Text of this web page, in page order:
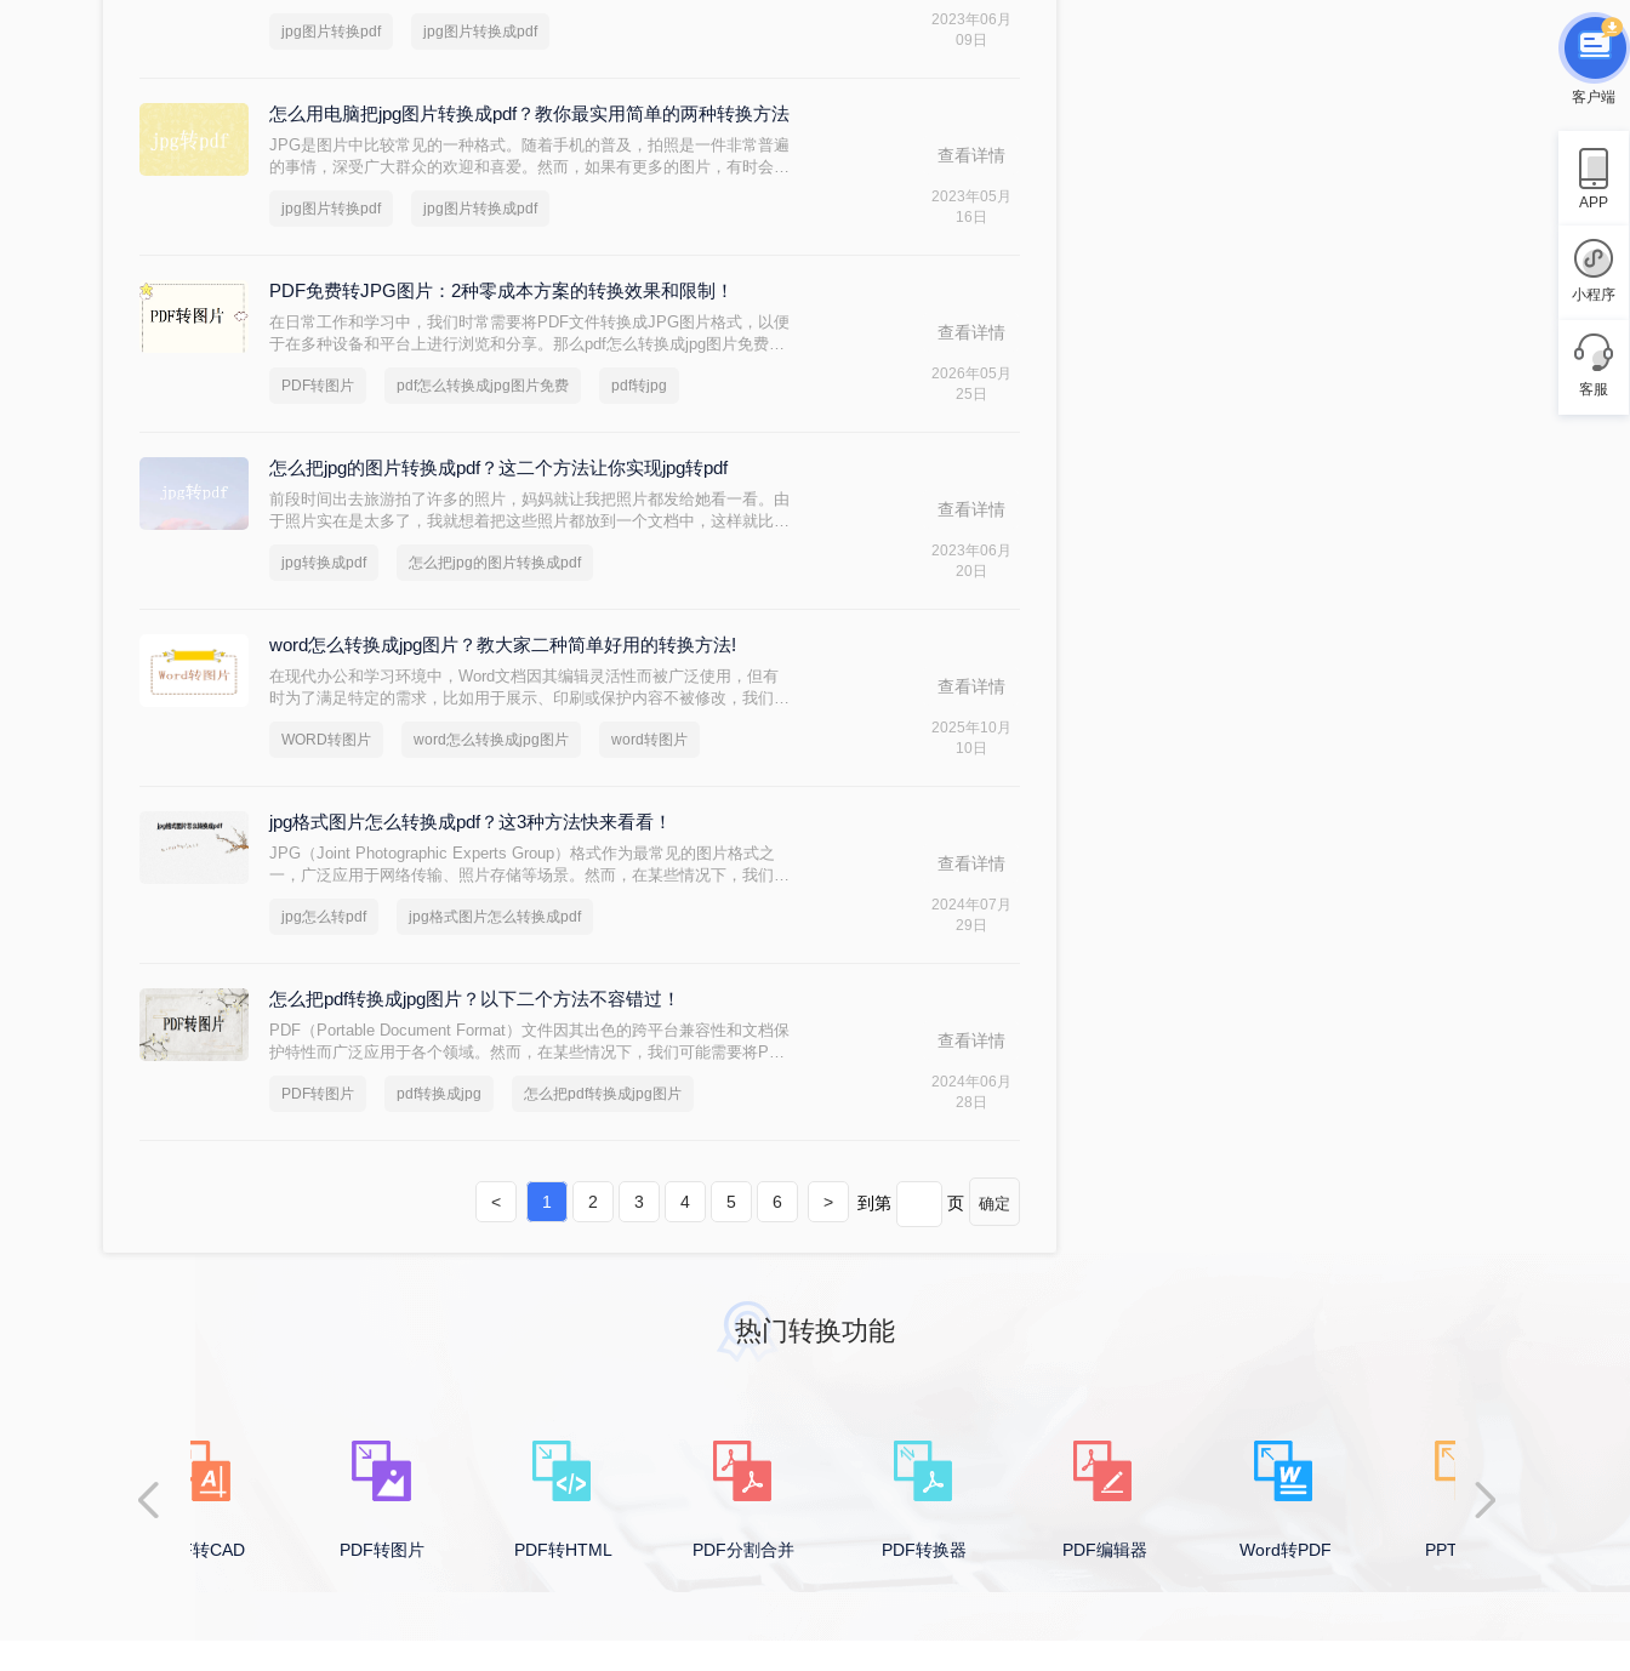
会碰到需要转换格式的情况，有一种转换就是将jpg图片转换成pdf了！那么
jpg图片转换pdf jpg图片转换成pdf
2023年06月
09日
怎么用电脑把jpg图片转换成pdf？教你最实用简单的两种转换方法
JPG是图片中比较常见的一种格式。随着手机的普及，拍照是一件非常普遍
的事情，深受广大群众的欢迎和喜爱。然而，如果有更多的图片，有时会有
方便浏览和美观。那么怎么用电脑把jpg图片转换成pdf呢？
jpg图片转换pdf jpg图片转换成pdf
查看详情
2023年05月
16日
PDF免费转JPG图片：2种零成本方案的转换效果和限制！
在日常工作和学习中，我们时常需要将PDF文件转换成JPG图片格式，以便
于在多种设备和平台上进行浏览和分享。那么pdf怎么转换成jpg图片免费
PDF转图片 pdf怎么转换成jpg图片免费 pdf转jpg
查看详情
2026年05月
25日
怎么把jpg的图片转换成pdf？这二个方法让你实现jpg转pdf
前段时间出去旅游拍了许多的照片，妈妈就让我把照片都发给她看一看。由
于照片实在是太多了，我就想着把这些照片都放到一个文档中，这样就比较
给妈妈看了之后，她非常的高兴。那么大家来学习一下这几个怎么把jpg的
jpg转换成pdf 怎么把jpg的图片转换成pdf
查看详情
2023年06月
20日
word怎么转换成jpg图片？教大家二种简单好用的转换方法!
在现代办公和学习环境中，Word文档因其编辑灵活性而被广泛使用，但有
时为了满足特定的需求，比如用于展示、印刷或保护内容不被修改，我们需
式，具备文件小、易于网络传输等特点，非常适合分享和存档。那么word怎
WORD转图片 word怎么转换成jpg图片 word转图片
查看详情
2025年10月
10日
jpg格式图片怎么转换成pdf？这3种方法快来看看！
JPG（Joint Photographic Experts Group）格式作为最常见的图片格式之
一，广泛应用于网络传输、照片存储等场景。然而，在某些情况下，我们可
档。那么jpg格式图片怎么转换成pdf呢？以下将详细介绍几种将JPG图片转
jpg怎么转pdf jpg格式图片怎么转换成pdf
查看详情
2024年07月
29日
怎么把pdf转换成jpg图片？以下二个方法不容错过！
PDF（Portable Document Format）文件因其出色的跨平台兼容性和文档保
护特性而广泛应用于各个领域。然而，在某些情况下，我们可能需要将PDF
PDF格式的平台上展示。那么怎么把pdf转换成jpg图片呢？以下将介绍两种
PDF转图片 pdf转换成jpg 怎么把pdf转换成jpg图片
查看详情
2024年06月
28日
< 1 2 3 4 5 6 > 到第 页 确定
热门转换功能
PDF转图片 PDF转HTML PDF分割合并 PDF转换器 PDF编辑器 Word转PDF PPT转PDF
客户端
APP
小程序
客服